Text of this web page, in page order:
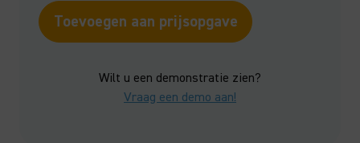
brush
brownToevoegen aan prijsopgave
Wilt u een demonstratie zien?
Vraag een demo aan!